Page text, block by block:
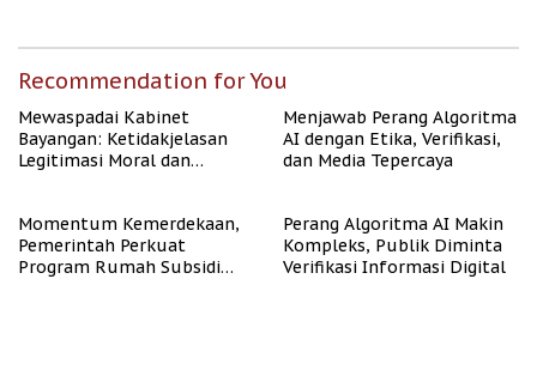
Recommendation for You
Mewaspadai Kabinet
Bayangan: Ketidakjelasan
Legitimasi Moral dan
Menjawab Perang Algoritma
AI dengan Etika, Verifikasi,
dan Media Tepercaya
Momentum Kemerdekaan,
Pemerintah Perkuat
Program Rumah Subsidi
Perang Algoritma AI Makin
Kompleks, Publik Diminta
Verifikasi Informasi Digital